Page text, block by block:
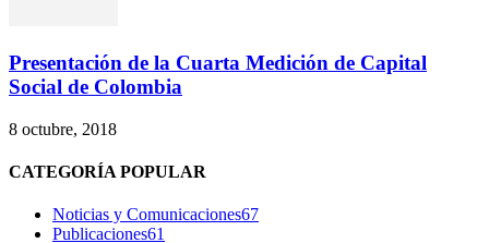
Presentación de la Cuarta Medición de Capital
Social de Colombia
8 octubre, 2018
CATEGORÍA POPULAR
Noticias y Comunicaciones67
Publicaciones61